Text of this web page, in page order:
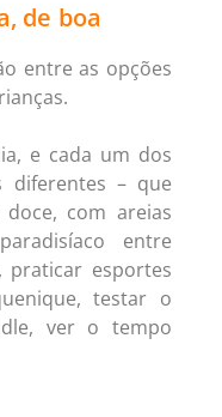
de boa
entre as opções
e cada um dos
diferentes – que
com areias
entre
praticar esportes
testar o
ver o tempo